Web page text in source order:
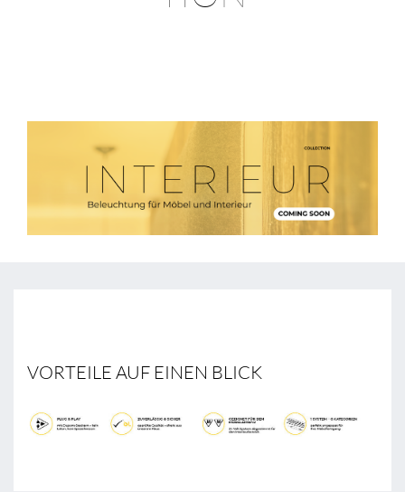
VORTEILE AUF EINEN BLICK